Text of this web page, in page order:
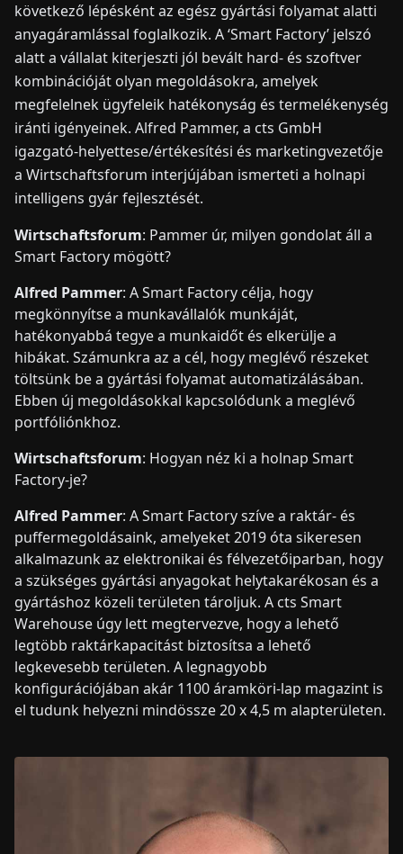
következő lépésként az egész gyártási folyamat alatti
anyagáramlással foglalkozik. A ‘Smart Factory’ jelszó
alatt a vállalat kiterjeszti jól bevált hard- és szoftver
kombinációját olyan megoldásokra, amelyek
megfelelnek ügyfeleik hatékonyság és termelékenység
iránti igényeinek. Alfred Pammer, a cts GmbH
igazgató-helyettese/értékesítési és marketingvezetője
a Wirtschaftsforum interjújában ismerteti a holnapi
intelligens gyár fejlesztését.
Wirtschaftsforum: Pammer úr, milyen gondolat áll a
Smart Factory mögött?
Alfred Pammer: A Smart Factory célja, hogy
megkönnyítse a munkavállalók munkáját,
hatékonyabbá tegye a munkaidőt és elkerülje a
hibákat. Számunkra az a cél, hogy meglévő részeket
töltsünk be a gyártási folyamat automatizálásában.
Ebben új megoldásokkal kapcsolódunk a meglévő
portfóliónkhoz.
Wirtschaftsforum: Hogyan néz ki a holnap Smart
Factory-je?
Alfred Pammer: A Smart Factory szíve a raktár- és
puffermegoldásaink, amelyeket 2019 óta sikeresen
alkalmazunk az elektronikai és félvezetőiparban, hogy
a szükséges gyártási anyagokat helytakarékosan és a
gyártáshoz közeli területen tároljuk. A cts Smart
Warehouse úgy lett megtervezve, hogy a lehető
legtöbb raktárkapacitást biztosítsa a lehető
legkevesebb területen. A legnagyobb
konfigurációjában akár 1100 áramköri-lap magazint is
el tudunk helyezni mindössze 20 x 4,5 m alapterületen.